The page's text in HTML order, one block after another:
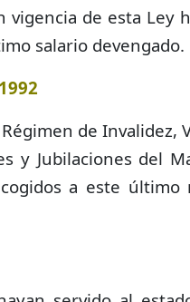
de esta Ley
salario devengado.
de Invalidez,
y Jubilaciones del
a este